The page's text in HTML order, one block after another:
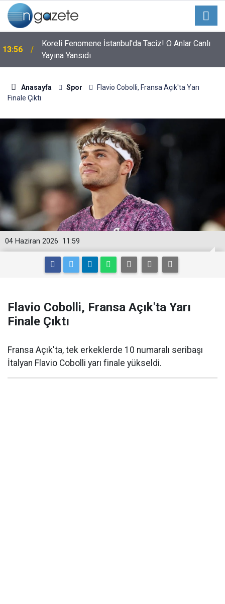
13:56
Koreli Fenomene İstanbul'da Taciz! O Anlar Canlı
Yayına Yansıdı
Anasayfa Spor
Flavio Cobolli, Fransa Açık'ta Yarı
Finale Çıktı
11:59
04 Haziran 2026
Flavio Cobolli, Fransa Açık'ta Yarı
Finale Çıktı
Fransa Açık'ta, tek erkeklerde 10 numaralı seribaşı
İtalyan Flavio Cobolli yarı finale yükseldi.